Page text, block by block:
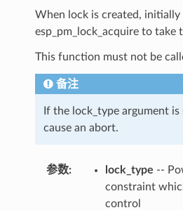
When lock is created, initially
esp_pm_lock_acquire to take
This function must not be
备注
If the lock_type argument is
cause an abort.
参数: lock_type --
constraint
control